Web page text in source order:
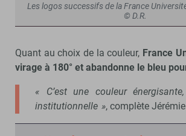
Les logos successifs de la France
© D.R.
Quant au choix de la couleur, France
virage à 180° et abandonne le bleu
« C’est une couleur
institutionnelle », complète